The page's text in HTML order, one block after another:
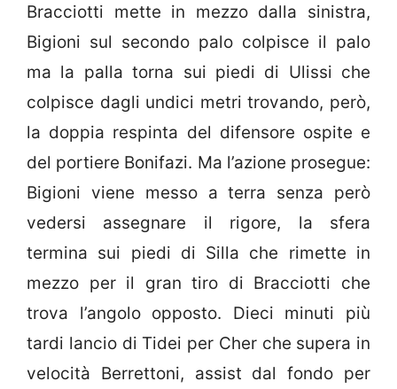
Bracciotti mette in mezzo dalla sinistra,
Bigioni sul secondo palo colpisce il palo
ma la palla torna sui piedi di Ulissi che
colpisce dagli undici metri trovando, però,
la doppia respinta del difensore ospite e
del portiere Bonifazi. Ma l’azione prosegue:
Bigioni viene messo a terra senza però
vedersi assegnare il rigore, la sfera
termina sui piedi di Silla che rimette in
mezzo per il gran tiro di Bracciotti che
trova l’angolo opposto. Dieci minuti più
tardi lancio di Tidei per Cher che supera in
velocità Berrettoni, assist dal fondo per